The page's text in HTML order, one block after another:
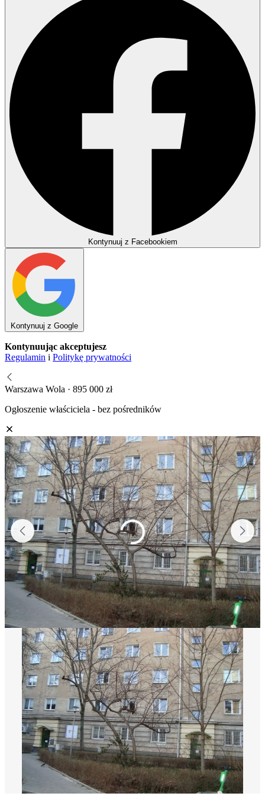
Kontynuuj z Facebookiem
Kontynuuj z Google
Kontynuując akceptujesz
Regulamin i Politykę prywatności
Warszawa Wola · 895 000 zł
Ogłoszenie właściciela - bez pośredników